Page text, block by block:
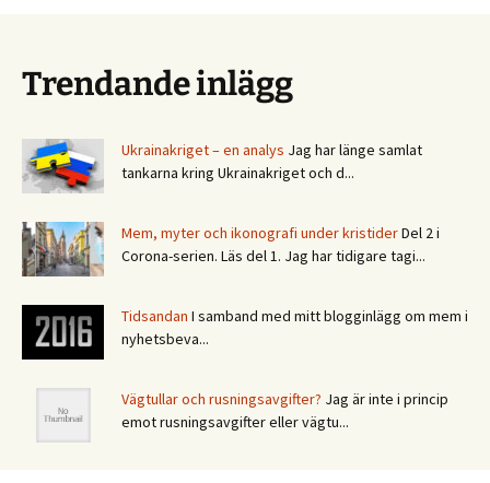
Trendande inlägg
Ukrainakriget – en analys Jag har länge samlat
tankarna kring Ukrainakriget och d...
Mem, myter och ikonografi under kristiderDel 2 i
Corona-serien. Läs del 1. Jag har tidigare tagi...
Tidsandan I samband med mitt blogginlägg om mem i
nyhetsbeva...
Vägtullar och rusningsavgifter? Jag är inte i princip
emot rusningsavgifter eller vägtu...